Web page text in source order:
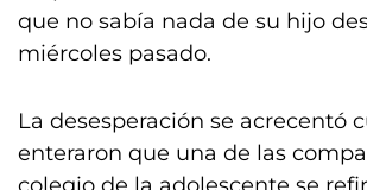
que no sabía nada de su hijo
miércoles pasado.
La desesperación se acrecentó
enteraron que una de las